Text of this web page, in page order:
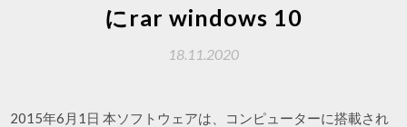
にrar windows 10
18.11.2020
2015年6月1日 本ソフトウェアは、コンピューターに搭載され